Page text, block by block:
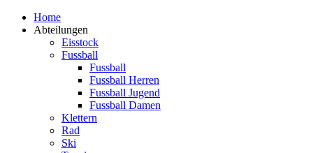
Home
Abteilungen
Eisstock
Fussball
Fussball
Fussball Herren
Fussball Jugend
Fussball Damen
Klettern
Rad
Ski